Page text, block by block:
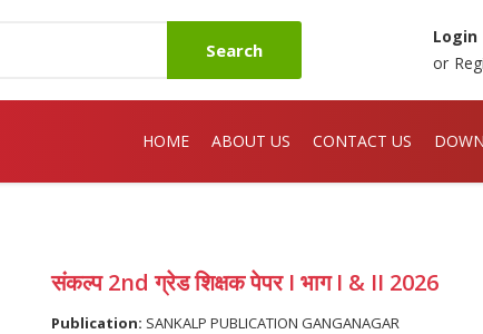
Search
Login
or
HOME ABOUT US CONTACT US
संकल्प 2nd ग्रेड शिक्षक पेपर I भाग I & II 2026
Publication: SANKALP PUBLICATION GANGANAGAR